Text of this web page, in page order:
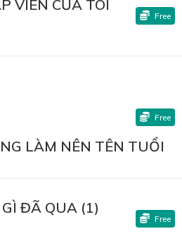
VIÊN CỦA TÔI
Free
LÀM NÊN TÊN TUỔI
Free
ĐÃ QUA (1)
Free